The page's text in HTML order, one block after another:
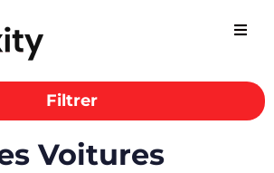
Filtrer
Voitures